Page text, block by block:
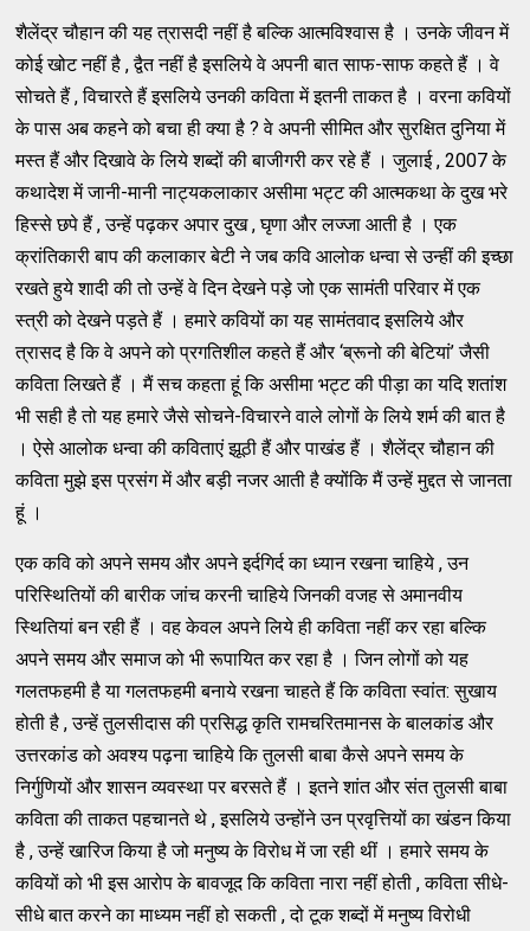
शैलेंद्र चौहान की यह त्रासदी नहीं है बल्कि आत्मविश्वास है । उनके जीवन में
कोई खोट नहीं है , द्वैत नहीं है इसलिये वे अपनी बात साफ-साफ कहते हैं । वे
सोचते हैं , विचारते हैं इसलिये उनकी कविता में इतनी ताकत है । वरना कवियों
के पास अब कहने को बचा ही क्या है ? वे अपनी सीमित और सुरक्षित दुनिया में
मस्त हैं और दिखावे के लिये शब्दों की बाजीगरी कर रहे हैं । जुलाई , 2007 के
कथादेश में जानी-मानी नाट्यकलाकार असीमा भट्ट की आत्मकथा के दुख भरे
हिस्से छपे हैं , उन्हें पढ़कर अपार दुख , घृणा और लज्जा आती है । एक
क्रांतिकारी बाप की कलाकार बेटी ने जब कवि आलोक धन्वा से उन्हीं की इच्छा
रखते हुये शादी की तो उन्हें वे दिन देखने पड़े जो एक सामंती परिवार में एक
स्त्री को देखने पड़ते हैं । हमारे कवियों का यह सामंतवाद इसलिये और
त्रासद है कि वे अपने को प्रगतिशील कहते हैं और ‘ब्रूनो की बेटियां’ जैसी
कविता लिखते हैं । मैं सच कहता हूं कि असीमा भट्ट की पीड़ा का यदि शतांश
भी सही है तो यह हमारे जैसे सोचने-विचारने वाले लोगों के लिये शर्म की बात है
। ऐसे आलोक धन्वा की कविताएं झूठी हैं और पाखंड हैं । शैलेंद्र चौहान की
कविता मुझे इस प्रसंग में और बड़ी नजर आती है क्योंकि मैं उन्हें मुद्दत से जानता
हूं ।
एक कवि को अपने समय और अपने इर्दगिर्द का ध्यान रखना चाहिये , उन
परिस्थितियों की बारीक जांच करनी चाहिये जिनकी वजह से अमानवीय
स्थितियां बन रही हैं । वह केवल अपने लिये ही कविता नहीं कर रहा बल्कि
अपने समय और समाज को भी रूपायित कर रहा है । जिन लोगों को यह
गलतफहमी है या गलतफहमी बनाये रखना चाहते हैं कि कविता स्वांत: सुखाय
होती है , उन्हें तुलसीदास की प्रसिद्ध कृति रामचरितमानस के बालकांड और
उत्तरकांड को अवश्य पढ़ना चाहिये कि तुलसी बाबा कैसे अपने समय के
निर्गुणियों और शासन व्यवस्था पर बरसते हैं । इतने शांत और संत तुलसी बाबा
कविता की ताकत पहचानते थे , इसलिये उन्होंने उन प्रवृत्तियों का खंडन किया
है , उन्हें खारिज किया है जो मनुष्य के विरोध में जा रही थीं । हमारे समय के
कवियों को भी इस आरोप के बावजूद कि कविता नारा नहीं होती , कविता सीधे-
सीधे बात करने का माध्यम नहीं हो सकती , दो टूक शब्दों में मनुष्य विरोधी